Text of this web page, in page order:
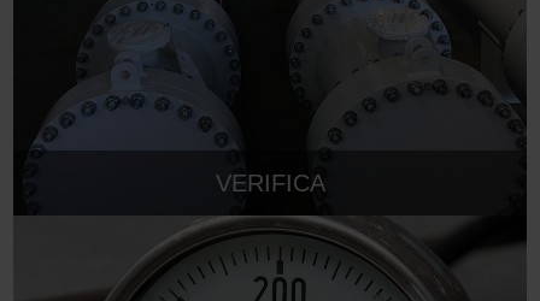
VERIFICA